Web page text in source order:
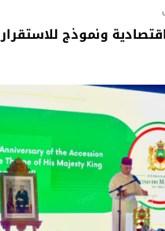
ونموذج للاستقرار